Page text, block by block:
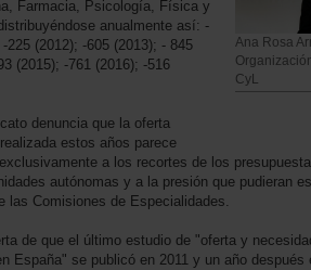
Ana Rosa
CyL
Farmacia, Psicología, Física y
anualmente así: -
-225 (2012); -605 (2013); - 845
(2015); -761 (2016); -516
denuncia que la oferta
estos años parece
a los recortes de los
autónomas y a la presión que pudieran
las Comisiones de Especialidades.
de que el último estudio de "oferta y
España" se publicó en 2011 y un año después